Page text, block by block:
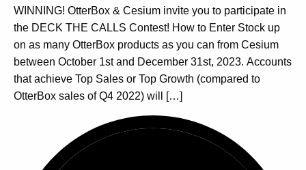
WINNING! OtterBox & Cesium invite you to participate in
the DECK THE CALLS Contest! How to Enter Stock up
on as many OtterBox products as you can from Cesium
between October 1st and December 31st, 2023. Accounts
that achieve Top Sales or Top Growth (compared to
OtterBox sales of Q4 2022) will […]